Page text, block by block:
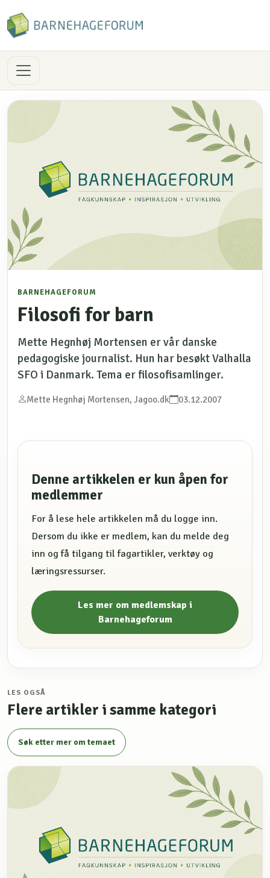
BARNEHAGEFORUM
Filosofi for barn
Mette Hegnhøj Mortensen er vår danske
pedagogiske journalist. Hun har besøkt Valhalla
SFO i Danmark. Tema er filosofisamlinger.
Mette Hegnhøj Mortensen, Jagoo.dk 03.12.2007
Denne artikkelen er kun åpen for
medlemmer
For å lese hele artikkelen må du logge inn.
Dersom du ikke er medlem, kan du melde deg
inn og få tilgang til fagartikler, verktøy og
læringsressurser.
Les mer om medlemskap i
Barnehageforum
LES OGSÅ
Flere artikler i samme kategori
Søk etter mer om temaet